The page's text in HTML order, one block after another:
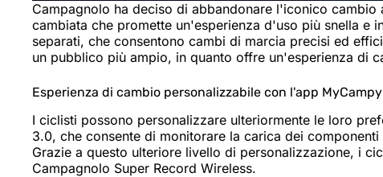
Campagnolo ha deciso di abbandonare l'iconico
cambiata che promette un'esperienza d'uso più snella e
separati, che consentono cambi di marcia precisi ed
un pubblico più ampio, in quanto offre un'esperienza di
Esperienza di cambio personalizzabile con l'app
I ciclisti possono personalizzare ulteriormente le loro
3.0, che consente di monitorare la carica dei
Grazie a questo ulteriore livello di personalizzazione, i
Campagnolo Super Record Wireless.